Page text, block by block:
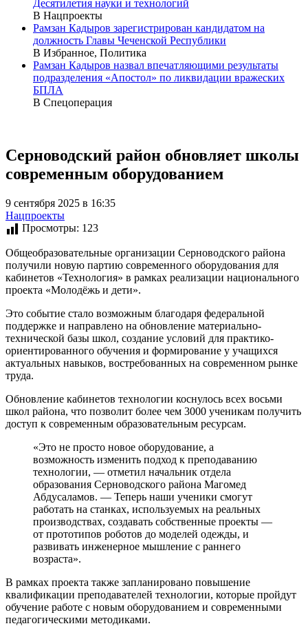
Десятилетия науки и технологий
В Нацпроекты
Рамзан Кадыров зарегистрирован кандидатом на
должность Главы Чеченской Республики
В Избранное, Политика
Рамзан Кадыров назвал впечатляющими результаты
подразделения «Апостол» по ликвидации вражеских
БПЛА
В Спецоперация
Серноводский район обновляет школы
современным оборудованием
9 сентября 2025 в 16:35
Нацпроекты
Просмотры: 123
Общеобразовательные организации Серноводского района
получили новую партию современного оборудования для
кабинетов «Технология» в рамках реализации национального
проекта «Молодёжь и дети».
Это событие стало возможным благодаря федеральной
поддержке и направлено на обновление материально-
технической базы школ, создание условий для практико-
ориентированного обучения и формирование у учащихся
актуальных навыков, востребованных на современном рынке
труда.
Обновление кабинетов технологии коснулось всех восьми
школ района, что позволит более чем 3000 ученикам получить
доступ к современным образовательным ресурсам.
«Это не просто новое оборудование, а
возможность изменить подход к преподаванию
технологии, — отметил начальник отдела
образования Серноводского района Магомед
Абдусаламов. — Теперь наши ученики смогут
работать на станках, используемых на реальных
производствах, создавать собственные проекты —
от прототипов роботов до моделей одежды, и
развивать инженерное мышление с раннего
возраста».
В рамках проекта также запланировано повышение
квалификации преподавателей технологии, которые пройдут
обучение работе с новым оборудованием и современными
педагогическими методиками.